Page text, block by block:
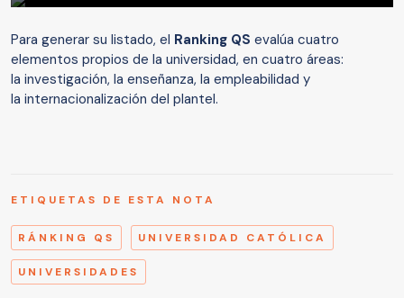
Para generar su listado, el Ranking QS evalúa cuatro
elementos propios de la universidad, en cuatro áreas:
la investigación, la enseñanza, la empleabilidad y
la internacionalización del plantel.
ETIQUETAS DE ESTA NOTA
RÁNKING QS UNIVERSIDAD CATÓLICA
UNIVERSIDADES